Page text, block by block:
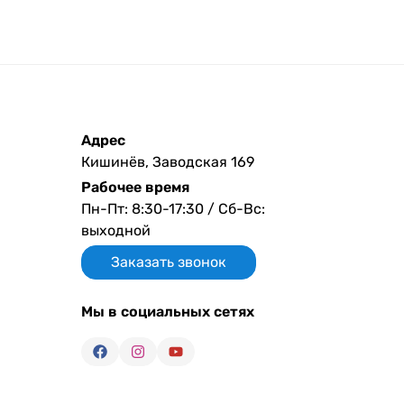
Адрес
Кишинёв, Заводская 169
Рабочее время
Пн-Пт: 8:30-17:30 / Сб-Вс:
выходной
Заказать звонок
Мы в социальных сетях